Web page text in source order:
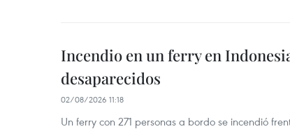
Incendio en un ferry en
desaparecidos
02/08/2026 11:18
Un ferry con 271 personas a bordo se incendió